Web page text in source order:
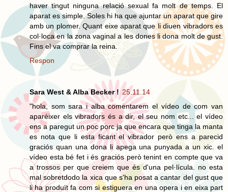
haver tingut ninguna relació sexual fa molt de temps. El
aparat es simple. Soles hi ha que ajuntar un aparat que gire
amb un plomer. Quant eixe aparat que li diuen vibradors es
col·loca en la zona vaginal a les dones li dona molt de gust.
Fins el va comprar la reina.
Respon
Sara West & Alba Becker ! 25.11.14
"hola, som sara i alba comentarem el vídeo de com van
aparéixer els vibradors és a dir, el seu nom etc... el vídeo
ens a paregut un poc porc ja que encara que tinga la manta
es nota que li esta ficant el vibrador però ens a parecid
graciós quan una dona li apega una punyada a un xic. el
vídeo esta bé fet i és graciós però tenint en compte que va
a trossos per que creiem que és d'una pel·lícula. no esta
mal sobretdodo la xica que s'ha posat a cantar del gust que
li ha produït fa com si estiguera en una opera i en eixa part